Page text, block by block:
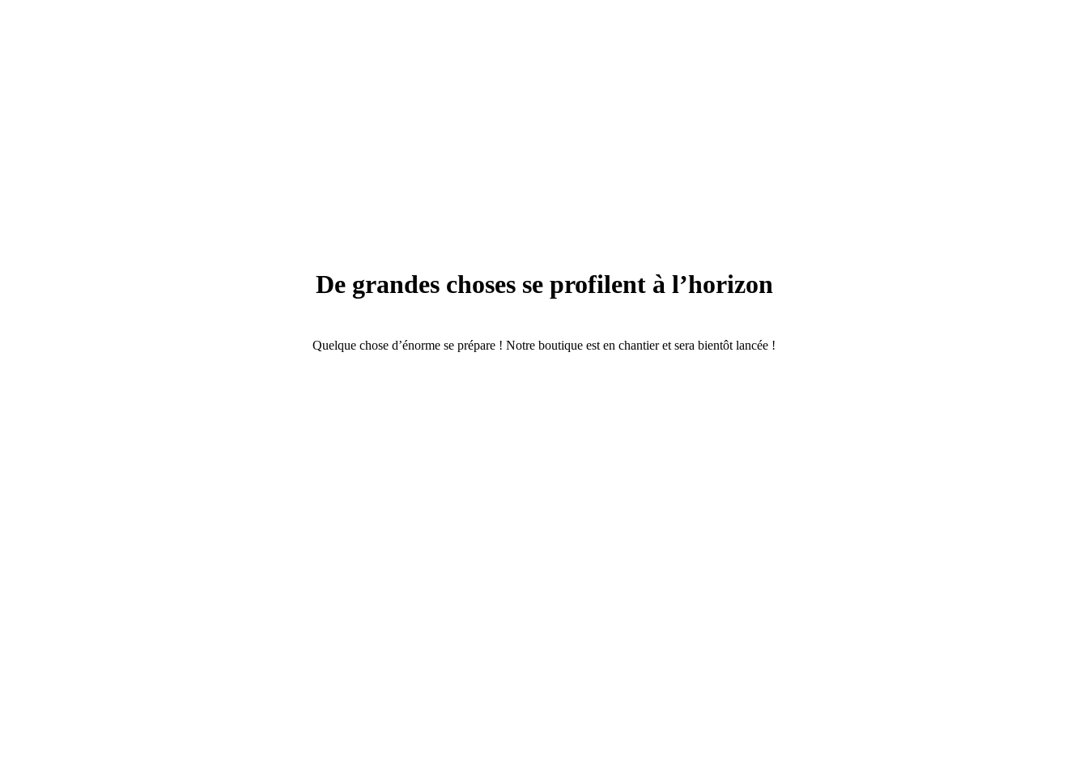
De grandes choses se profilent à l’horizon
Quelque chose d’énorme se prépare ! Notre boutique est en chantier et sera bientôt lancée !